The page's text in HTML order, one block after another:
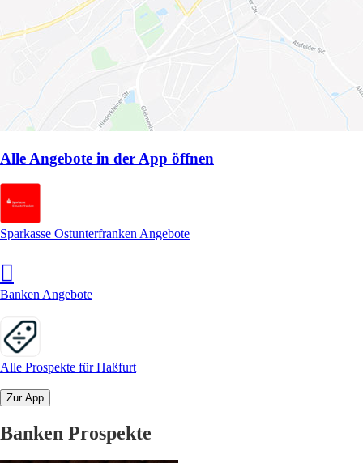
Alle Angebote in der App öffnen
Sparkasse Ostunterfranken Angebote
Banken Angebote
Alle Prospekte für Haßfurt
Zur App
Banken Prospekte